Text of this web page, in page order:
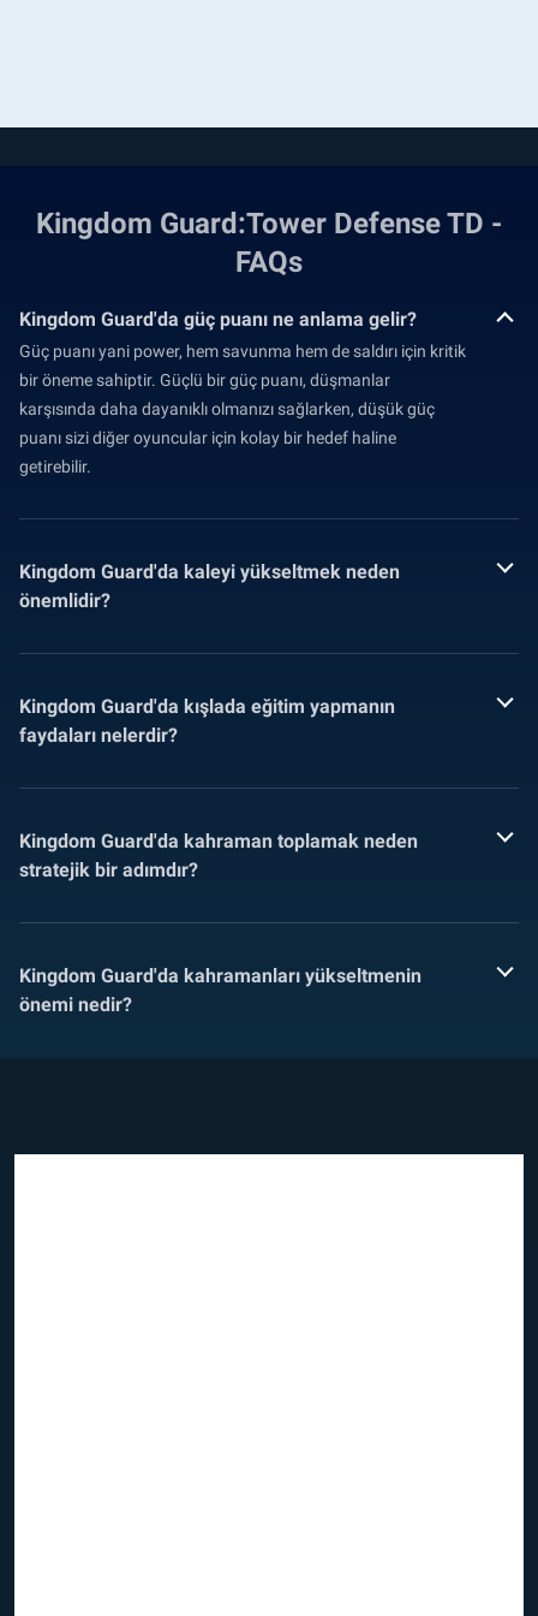
Kingdom Guard:Tower Defense TD -
FAQs
Kingdom Guard'da güç puanı ne anlama gelir?
Güç puanı yani power, hem savunma hem de saldırı için kritik
bir öneme sahiptir. Güçlü bir güç puanı, düşmanlar
karşısında daha dayanıklı olmanızı sağlarken, düşük güç
puanı sizi diğer oyuncular için kolay bir hedef haline
getirebilir.
Kingdom Guard'da kaleyi yükseltmek neden
önemlidir?
Kingdom Guard'da kışlada eğitim yapmanın
faydaları nelerdir?
Kingdom Guard'da kahraman toplamak neden
stratejik bir adımdır?
Kingdom Guard'da kahramanları yükseltmenin
önemi nedir?